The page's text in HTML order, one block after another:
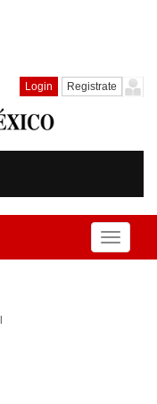
Login Registrate
Toggle